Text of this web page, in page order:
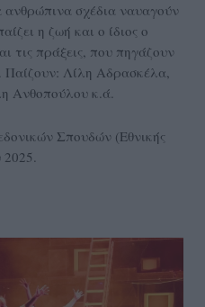
σχέδια ναυαγούν
η ζωή και ο ίδιος ο
τις πράξεις, που πηγάζουν
Παίζουν: Λίλη Αδρασκέλα,
Ανθοπούλου κ.ά.
Σπουδών (Εθνικής
2025.